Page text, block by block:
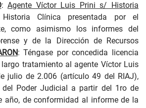
:Agente Víctor Luis Prini s/ Historia
Clínica presentada por el
como asimismo los informes del
y de la Dirección de Recursos
: Téngase por concedida licencia
tratamiento al agente Víctor Luis
julio de 2.006 (artículo 49 del RIAJ),
del Poder Judicial a partir del 1ro de
año, de conformidad al informe de la